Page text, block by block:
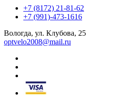
+7 (8172) 21-81-62
+7 (991)-473-1616
Вологда, ул. Клубова, 25
optvelo2008@mail.ru